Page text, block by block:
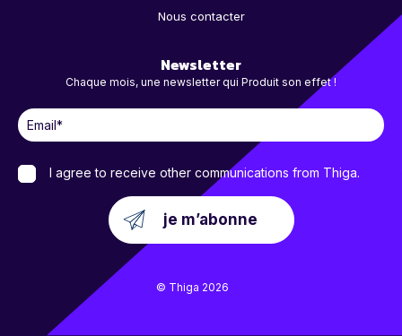
Nous contacter
Newsletter
Chaque mois, une newsletter qui Produit son effet !
I agree to receive other communications from Thiga.
© Thiga 2026